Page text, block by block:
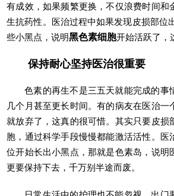
有成效，如果频繁更换，不仅浪费时间和
生抗药性。医治过程中如果发现皮损部位
些小黑点，说明黑色素细胞开始活跃了，
保持耐心坚持医治很重要
色素的再生不是三五天就能完成的事
几个月甚至更长时间。有的病友在医治一
就放弃了，这真的很可惜。其实只要皮损
胞，通过科学手段慢慢都能激活活性。医
位开始长出小黑点，那就是色素岛，说明
更要保持下去，千万别半途而废。